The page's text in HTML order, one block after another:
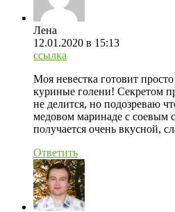
Лена
12.01.2020 в 15:13
ссылка
Моя невестка готовит
куриные голени! Секретом
не делится, но подозреваю
медовом маринаде с соевым
получается очень вкусной,
Ответить